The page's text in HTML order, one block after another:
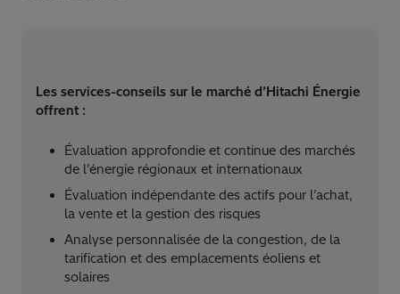
Les services-conseils sur le marché d’Hitachi Énergie
offrent :
Évaluation approfondie et continue des marchés
de l’énergie régionaux et internationaux
Évaluation indépendante des actifs pour l’achat,
la vente et la gestion des risques
Analyse personnalisée de la congestion, de la
tarification et des emplacements éoliens et
solaires